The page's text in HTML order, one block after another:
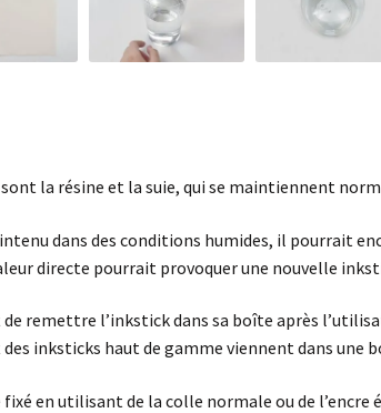
la résine et la suie, qui se maintiennent
dans des conditions humides, il pourrait
directe pourrait provoquer une nouvelle
remettre l’inkstick dans sa boîte après
inksticks haut de gamme viennent dans une
en utilisant de la colle normale ou de l’encre